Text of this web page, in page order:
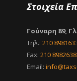
Στοιχεία
Γούναρη 89,
Τηλ.: 210
Fax: 210 8982638
Email: